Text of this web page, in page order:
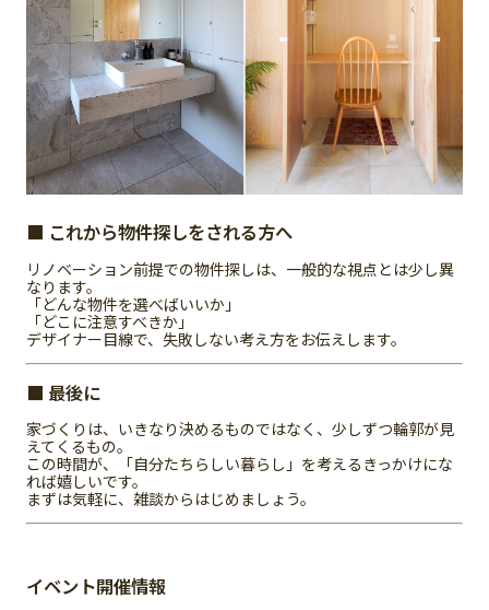
■ これから物件探しをされる方へ
リノベーション前提での物件探しは、一般的な視点とは少し異
なります。
「どんな物件を選べばいいか」
「どこに注意すべきか」
デザイナー目線で、失敗しない考え方をお伝えします。
■ 最後に
家づくりは、いきなり決めるものではなく、少しずつ輪郭が見
えてくるもの。
この時間が、「自分たちらしい暮らし」を考えるきっかけにな
れば嬉しいです。
まずは気軽に、雑談からはじめましょう。
イベント開催情報